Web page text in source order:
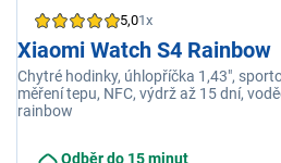
5,01x
Xiaomi Watch S4 Rainbow
Chytré hodinky, úhlopříčka 1,43",
měření tepu, NFC, výdrž až 15 dní,
rainbow
Odběr do 15 minut